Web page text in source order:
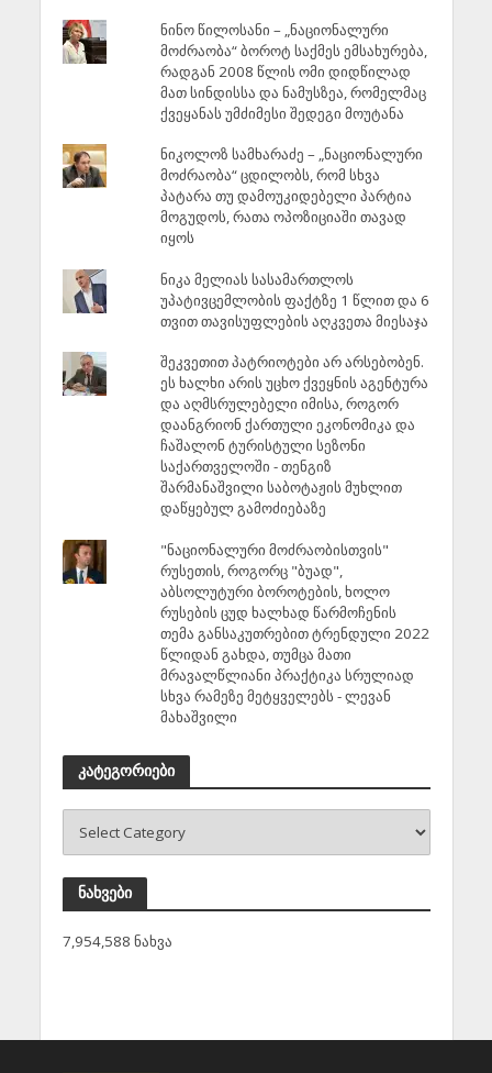
ნინო წილოსანი – „ნაციონალური
მოძრაობა“ ბოროტ საქმეს ემსახურება,
რადგან 2008 წლის ომი დიდწილად
მათ სინდისსა და ნამუსზეა, რომელმაც
ქვეყანას უმძიმესი შედეგი მოუტანა
ნიკოლოზ სამხარაძე – „ნაციონალური
მოძრაობა“ ცდილობს, რომ სხვა
პატარა თუ დამოუკიდებელი პარტია
მოგუდოს, რათა ოპოზიციაში თავად
იყოს
ნიკა მელიას სასამართლოს
უპატივცემლობის ფაქტზე 1 წლით და 6
თვით თავისუფლების აღკვეთა მიესაჯა
შეკვეთით პატრიოტები არ არსებობენ.
ეს ხალხი არის უცხო ქვეყნის აგენტურა
და აღმსრულებელი იმისა, როგორ
დაანგრიონ ქართული ეკონომიკა და
ჩაშალონ ტურისტული სეზონი
საქართველოში - თენგიზ
შარმანაშვილი საბოტაჟის მუხლით
დაწყებულ გამოძიებაზე
"ნაციონალური მოძრაობისთვის"
რუსეთის, როგორც "ბუად",
აბსოლუტური ბოროტების, ხოლო
რუსების ცუდ ხალხად წარმოჩენის
თემა განსაკუთრებით ტრენდული 2022
წლიდან გახდა, თუმცა მათი
მრავალწლიანი პრაქტიკა სრულიად
სხვა რამეზე მეტყველებს - ლევან
მახაშვილი
კატეგორიები
ნახვები
7,954,588 ნახვა